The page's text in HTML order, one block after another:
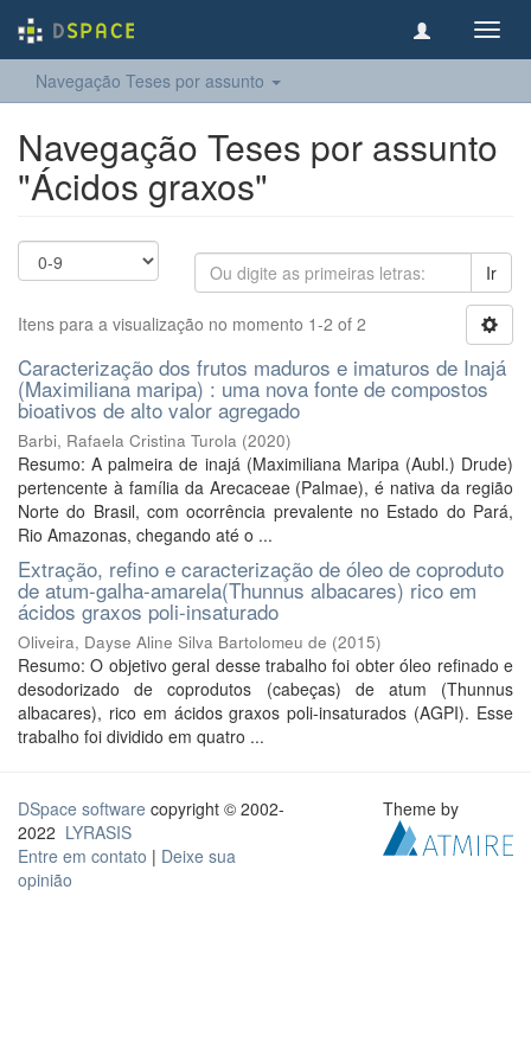
Navegação Teses por assunto
Navegação Teses por assunto
"Ácidos graxos"
Ir
Itens para a visualização no momento 1-2 of 2
Caracterização dos frutos maduros e imaturos de Inajá
(Maximiliana maripa) : uma nova fonte de compostos
bioativos de alto valor agregado
Barbi, Rafaela Cristina Turola (2020)
Resumo: A palmeira de inajá (Maximiliana Maripa (Aubl.) Drude)
pertencente à família da Arecaceae (Palmae), é nativa da região
Norte do Brasil, com ocorrência prevalente no Estado do Pará,
Rio Amazonas, chegando até o ...
Extração, refino e caracterização de óleo de coproduto
de atum-galha-amarela(Thunnus albacares) rico em
ácidos graxos poli-insaturado
Oliveira, Dayse Aline Silva Bartolomeu de (2015)
Resumo: O objetivo geral desse trabalho foi obter óleo refinado e
desodorizado de coprodutos (cabeças) de atum (Thunnus
albacares), rico em ácidos graxos poli-insaturados (AGPI). Esse
trabalho foi dividido em quatro ...
DSpace software copyright © 2002-
2022 LYRASIS
Entre em contato | Deixe sua
opinião
Theme by